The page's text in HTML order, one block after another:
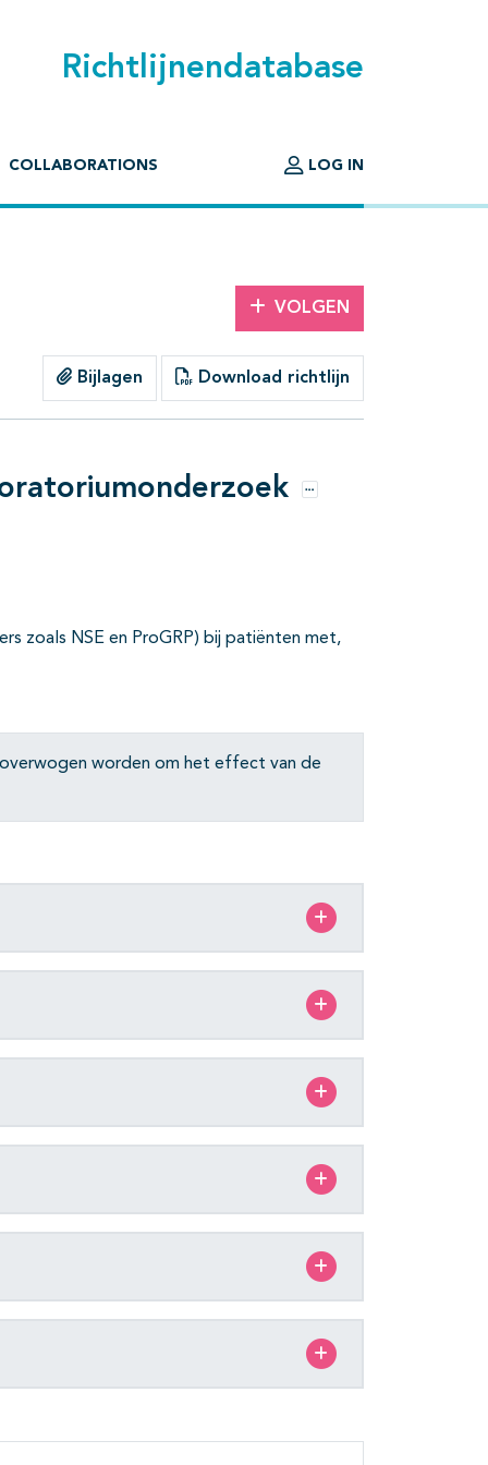
Richtlijnendatabase
COLLABORATIONS LOG IN
VOLGEN
Bijlagen Download richtlijn
Opties
zoals NSE en ProGRP) bij patiënten met,
overwogen worden om het effect van de